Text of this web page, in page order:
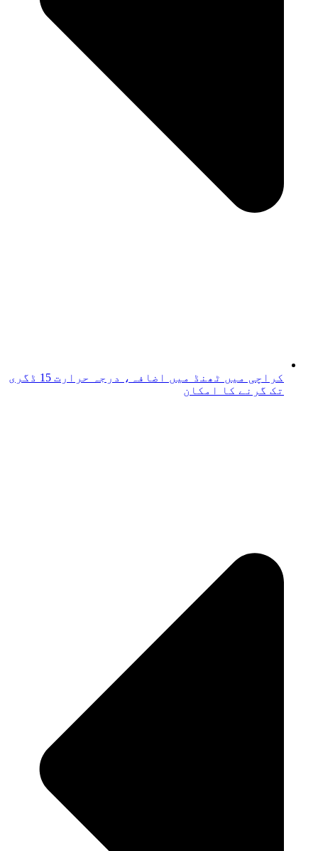
کراچی میں ٹھنڈ میں اضافہ، درجہ حرارت 15 ڈگری
تک گرنے کا امکان